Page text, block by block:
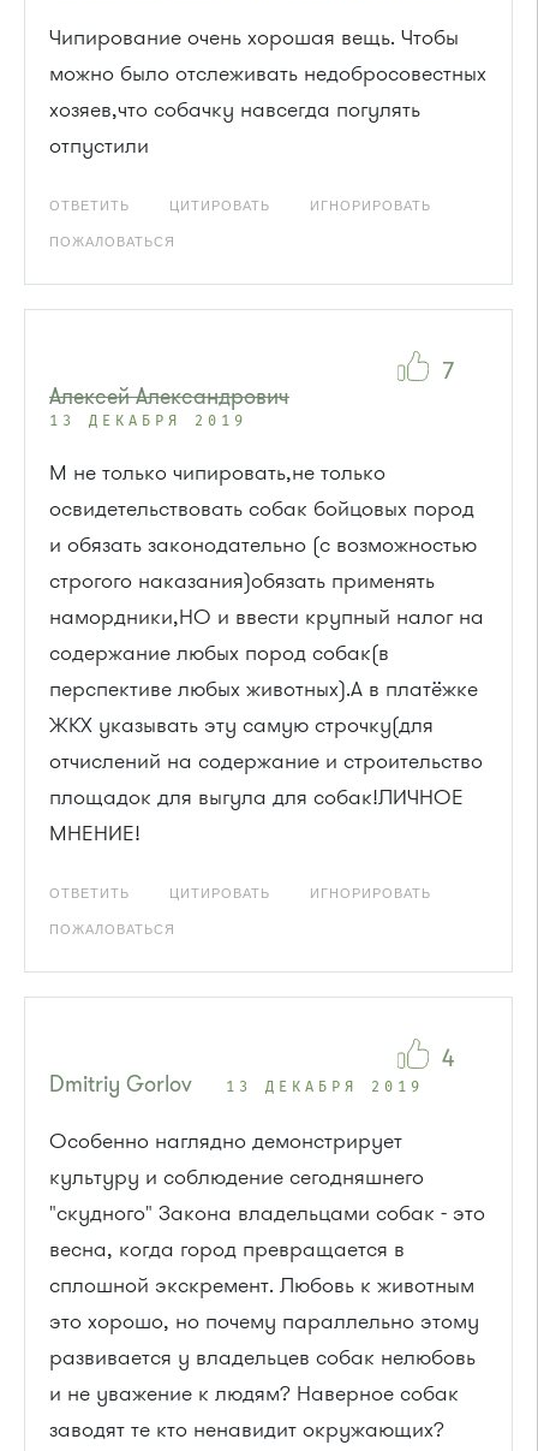
Чипирование очень хорошая вещь. Чтобы
можно было отслеживать недобросовестных
хозяев,что собачку навсегда погулять
отпустили
ОТВЕТИТЬ ЦИТИРОВАТЬ ИГНОРИРОВАТЬ
ПОЖАЛОВАТЬСЯ
Алексей Александрович
13 ДЕКАБРЯ 2019
М не только чипировать,не только
освидетельствовать собак бойцовых пород
и обязать законодательно (с возможностью
строгого наказания)обязать применять
намордники,НО и ввести крупный налог на
содержание любых пород собак(в
перспективе любых животных).А в платёжке
ЖКХ указывать эту самую строчку(для
отчислений на содержание и строительство
площадок для выгула для собак!ЛИЧНОЕ
МНЕНИЕ!
ОТВЕТИТЬ ЦИТИРОВАТЬ ИГНОРИРОВАТЬ
ПОЖАЛОВАТЬСЯ
7
Dmitriy Gorlov 13 ДЕКАБРЯ 2019
Особенно наглядно демонстрирует
культуру и соблюдение сегодняшнего
"скудного" Закона владельцами собак - это
весна, когда город превращается в
сплошной экскремент. Любовь к животным
это хорошо, но почему параллельно этому
развивается у владельцев собак нелюбовь
и не уважение к людям? Наверное собак
заводят те кто ненавидит окружающих?
4